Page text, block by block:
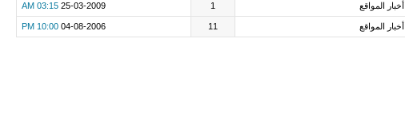
أخبار المواقع 1
25-03-2009
03:15 AM
أخبار المواقع 11
04-08-2006
10:00 PM